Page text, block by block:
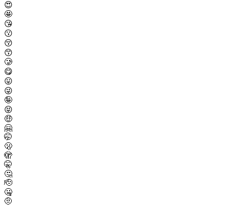
😍
🤩
😘
😗
😚
😙
🥲
😋
😛
😜
🤪
😝
🤑
🤗
🤭
🫢
🫣
🤫
🤔
🫡
🤐
🤨